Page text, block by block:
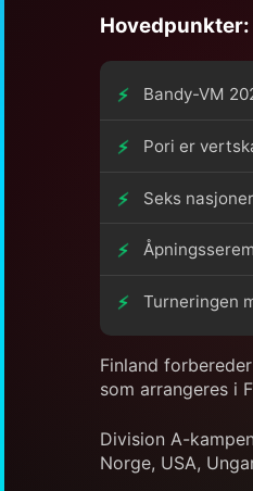
Hovedpunkter:
Bandy-VM
Pori er
Seks
Turneringen
Finland
som arrangeres i
Division A-
Norge, USA,